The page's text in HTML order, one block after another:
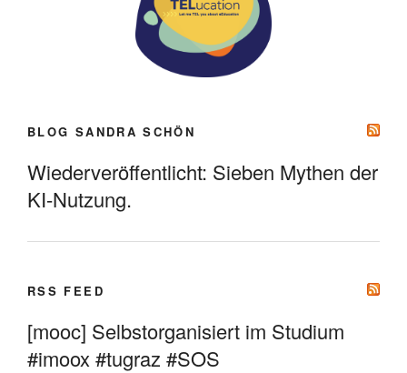
BLOG SANDRA SCHÖN
Wiederveröffentlicht: Sieben Mythen der
KI-Nutzung.
RSS FEED
[mooc] Selbstorganisiert im Studium
#imoox #tugraz #SOS